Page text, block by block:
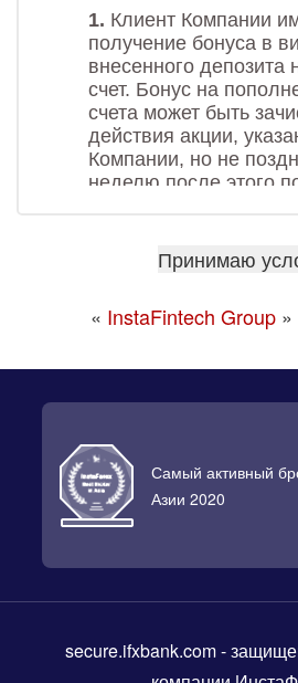
« InstaFintech Group »
Самый активный
Азии 2020
secure.ifxbank.com-